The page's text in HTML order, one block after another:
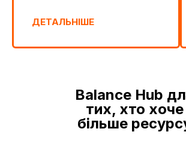
ДЕТАЛЬНІШЕ
Balance Hub
тих, хто хоче
більше